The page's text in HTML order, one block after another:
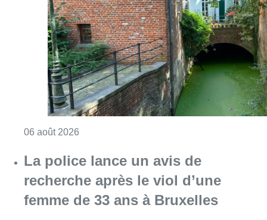
06 août 2026
La police lance un avis de
recherche après le viol d’une
femme de 33 ans à Bruxelles